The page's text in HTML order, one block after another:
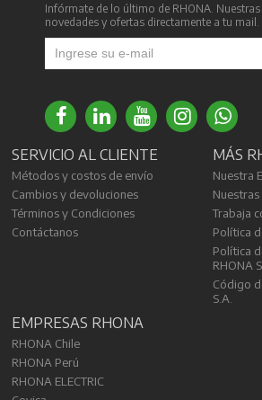
Infórmate de lo último de RHONA. Nuestras
novedades y ofertas directamente a tu mail.
SERVICIO AL CLIENTE
Métodos y costos de envío
Cambios y devoluciones
Términos y Condiciones
Contáctanos
MÁS
Nuestra
Nuestras
Trabaja
Política
Política
RHONA
Código
S.A.
EMPRESAS RHONA
RHONA Chile
RHONA Perú
RHONA ELECTRIC